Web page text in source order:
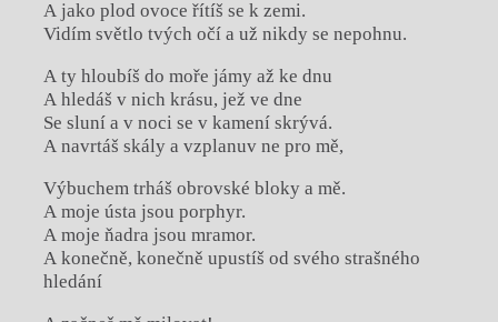
A jako plod ovoce řítíš se k zemi.
Vidím světlo tvých očí a už nikdy se nepohnu.
A ty hloubíš do moře jámy až ke dnu
A hledáš v nich krásu, jež ve dne
Se sluní a v noci se v kamení skrývá.
A navrtáš skály a vzplanuv ne pro mě,
Výbuchem trháš obrovské bloky a mě.
A moje ústa jsou porphyr.
A moje ňadra jsou mramor.
A konečně, konečně upustíš od svého strašného
hledání